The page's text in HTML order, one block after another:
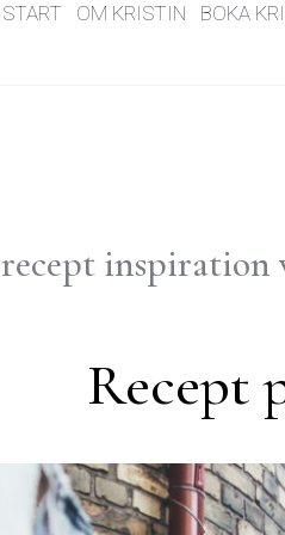
START OM KRISTIN BOKA
recept inspiration
Recept